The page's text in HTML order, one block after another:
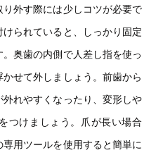
外す際には少しコツが必要で
られていると、しっかり固定
奥歯の内側で人差し指を使っ
せて外しましょう。前歯から
れやすくなったり、変形しや
つけましょう。爪が長い場合
用ツールを使用すると簡単に